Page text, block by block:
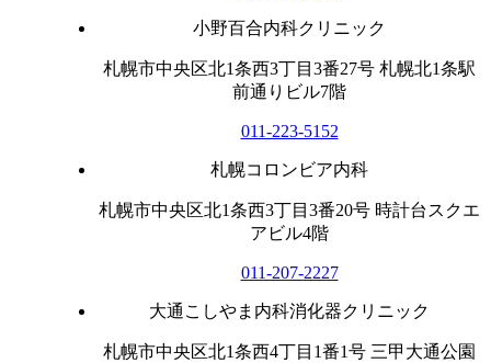
小野百合内科クリニック
札幌市中央区北1条西3丁目3番27号 札幌北1条駅
前通りビル7階
011-223-5152
札幌コロンビア内科
札幌市中央区北1条西3丁目3番20号 時計台スクエ
アビル4階
011-207-2227
大通こしやま内科消化器クリニック
札幌市中央区北1条西4丁目1番1号 三甲大通公園